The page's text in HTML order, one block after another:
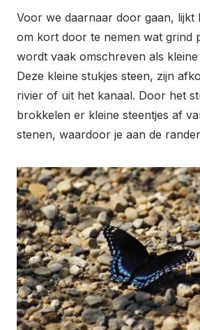
Voor we daarnaar door gaan, lijkt
om kort door te nemen wat grind
wordt vaak omschreven als kleine
Deze kleine stukjes steen, zijn
rivier of uit het kanaal. Door het
brokkelen er kleine steentjes af
stenen, waardoor je aan de